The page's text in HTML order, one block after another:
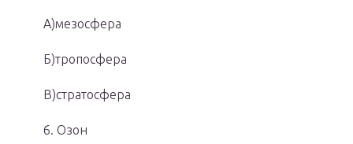
А)мезосфера
Б)тропосфера
В)стратосфера
6. Озон